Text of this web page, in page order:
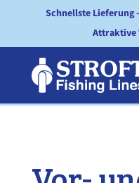
Schnellste Lieferung
Attraktive